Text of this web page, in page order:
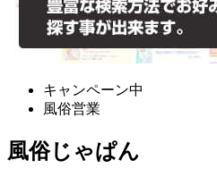
キャンペーン中
風俗営業
風俗じゃぱん